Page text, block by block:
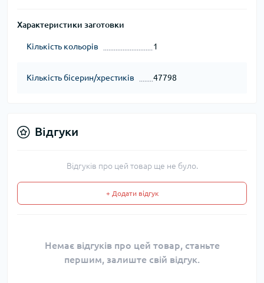
Характеристики заготовки
Кількість кольорів 1
Кількість бісерин/хрестиків 47798
Відгуки
Відгуків про цей товар ще не було.
+ Додати відгук
Немає відгуків про цей товар, станьте
першим, залиште свій відгук.